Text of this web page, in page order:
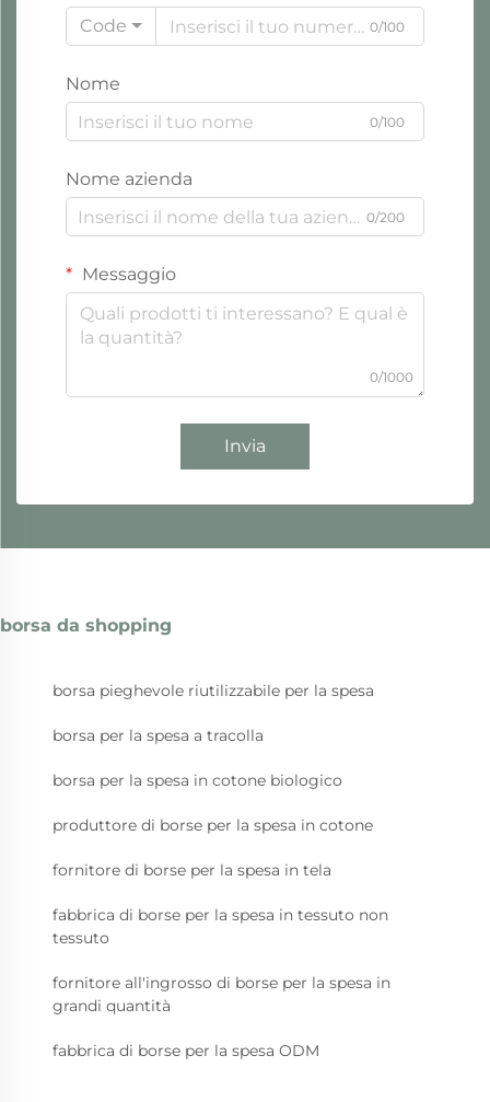
Code 0/100
Nome
0/100
Nome azienda
0/200
Messaggio
0/1000
Invia
borsa da shopping
borsa pieghevole riutilizzabile per la spesa
borsa per la spesa a tracolla
borsa per la spesa in cotone biologico
produttore di borse per la spesa in cotone
fornitore di borse per la spesa in tela
fabbrica di borse per la spesa in tessuto non
tessuto
fornitore all'ingrosso di borse per la spesa in
grandi quantità
fabbrica di borse per la spesa ODM